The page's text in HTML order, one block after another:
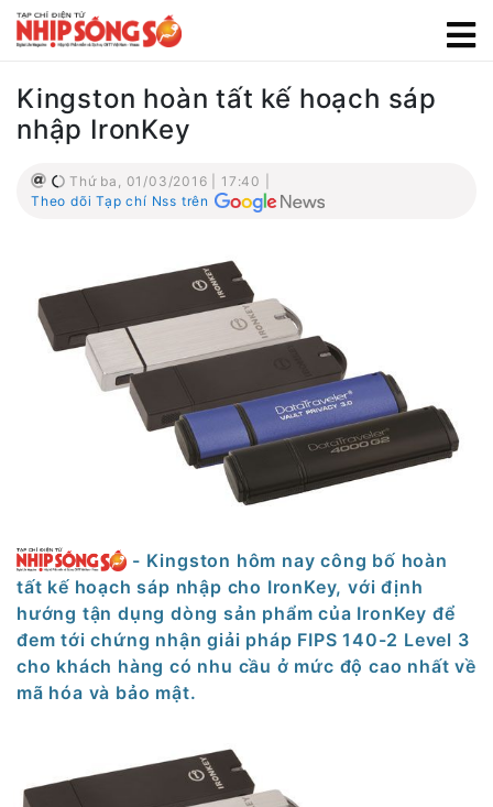
Kingston hoàn tất kế hoạch sáp
nhập IronKey
Thứ ba, 01/03/2016 | 17:40 |
Theo dõi Tạp chí Nss trên
- Kingston hôm nay công bố hoàn
tất kế hoạch sáp nhập cho IronKey, với định
hướng tận dụng dòng sản phẩm của IronKey để
đem tới chứng nhận giải pháp FIPS 140-2 Level 3
cho khách hàng có nhu cầu ở mức độ cao nhất về
mã hóa và bảo mật.